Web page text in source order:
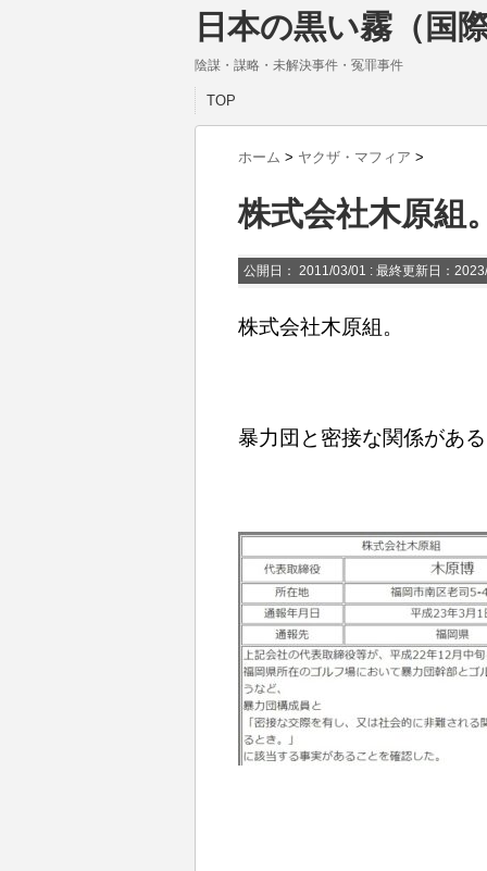
日本の黒い霧（国
陰謀・謀略・未解決事件・冤罪事件
TOP
ホーム > ヤクザ・マフィア >
株式会社木原組
公開日： 2011/03/01 : 最終更新日：
株式会社木原組。
暴力団と密接な関係があ